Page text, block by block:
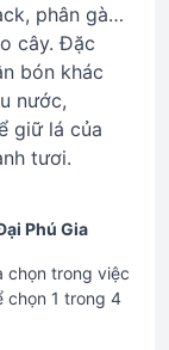
phân gà…
cây. Đặc
bón khác
nước,
giữ lá của
tươi.
Phú Gia
chọn trong việc
chọn 1 trong 4